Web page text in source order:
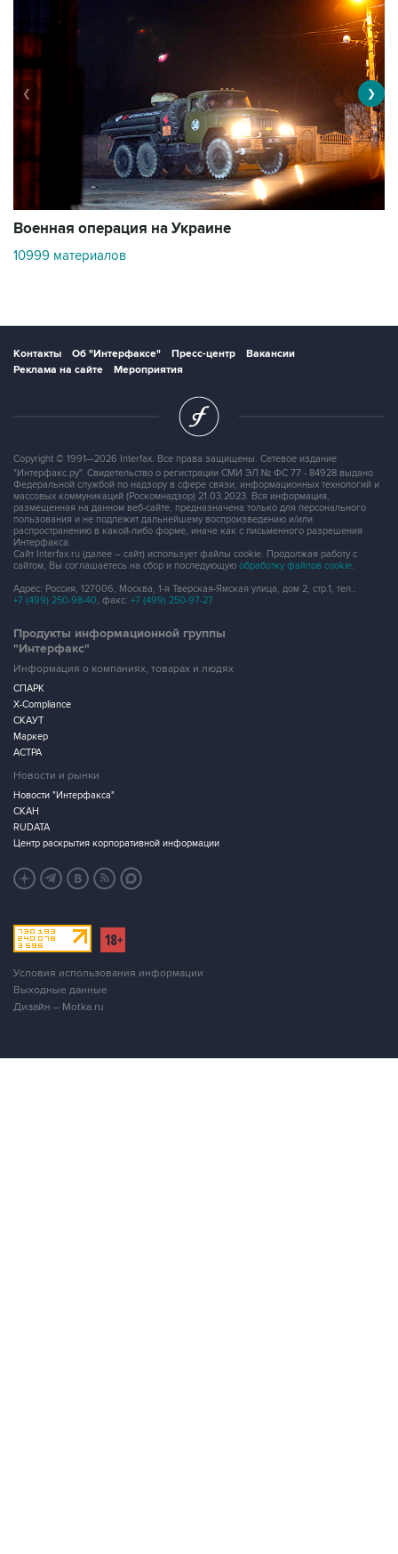
Военная операция на Украине
10999 материалов
❮ ❯
Контакты Об "Интерфаксе" Пресс-центр
Вакансии
Реклама на сайте
Мероприятия
Copyright © 1991—2026 Interfax. Все права защищены. Сетевое издание
"Интерфакс.ру". Свидетельство о регистрации СМИ ЭЛ № ФС 77 - 84928 выдано
Федеральной службой по надзору в сфере связи, информационных технологий и
массовых коммуникаций (Роскомнадзор) 21.03.2023. Вся информация,
размещенная на данном веб-сайте, предназначена только для персонального
пользования и не подлежит дальнейшему воспроизведению и/или
распространению в какой-либо форме, иначе как с письменного разрешения
Интерфакса.
Сайт Interfax.ru (далее – сайт) использует файлы cookie. Продолжая работу с
сайтом, Вы соглашаетесь на сбор и последующую обработку файлов cookie.
Адрес: Россия, 127006, Москва, 1-я Тверская-Ямская улица, дом 2, стр.1, тел.:
+7 (499) 250-98-40, факс: +7 (499) 250-97-27
Продукты информационной группы
"Интерфакс"
Информация о компаниях, товарах и людях
СПАРК
X-Compliance
СКАУТ
Маркер
АСТРА
Новости и рынки
Новости "Интерфакса"
СКАН
RUDATA
Центр раскрытия корпоративной информации
Условия использования информации
Выходные данные
Дизайн – Motka.ru